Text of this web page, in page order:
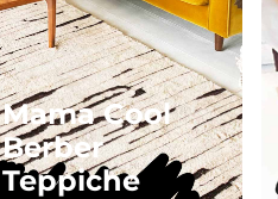
Mama Cool
Berber
Teppiche